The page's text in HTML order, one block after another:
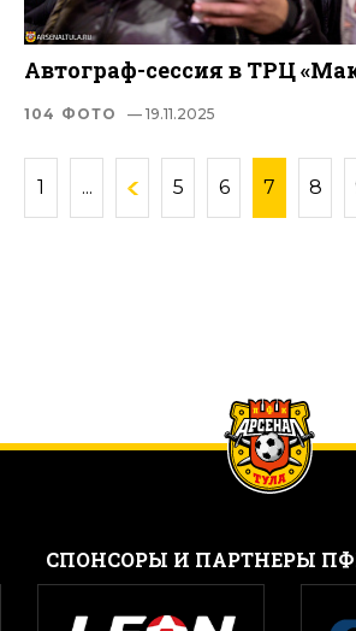
Автограф-сессия в ТРЦ
104 ФОТО — 19.11.2025
1 ... 5 6 7 8
CПОНСОРЫ И ПАРТНЕРЫ